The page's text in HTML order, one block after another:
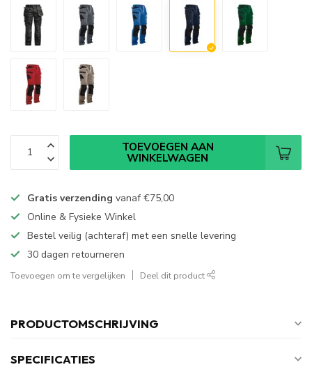
TOEVOEGEN AAN
WINKELWAGEN
Gratis verzending vanaf€75,00
Online & Fysieke Winkel
Bestel veilig (achteraf) met een snelle levering
30 dagen retourneren
Toevoegen om te vergelijken Deel dit product
PRODUCTOMSCHRIJVING
SPECIFICATIES